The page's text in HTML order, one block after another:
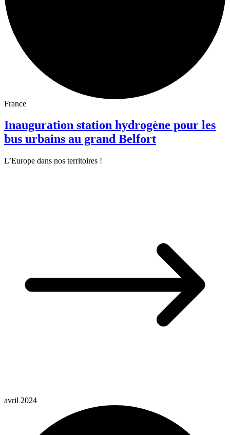
France
Inauguration station hydrogène pour les
bus urbains au grand Belfort
L’Europe dans nos territoires !
avril 2024